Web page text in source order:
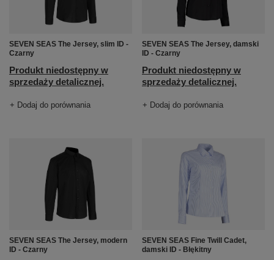
SEVEN SEAS The Jersey, slim ID -
Czarny
Produkt niedostępny w
sprzedaży detalicznej.
+ Dodaj do porównania
SEVEN SEAS The Jersey, damski
ID - Czarny
Produkt niedostępny w
sprzedaży detalicznej.
+ Dodaj do porównania
SEVEN SEAS The Jersey, modern
ID - Czarny
SEVEN SEAS Fine Twill Cadet,
damski ID - Błękitny